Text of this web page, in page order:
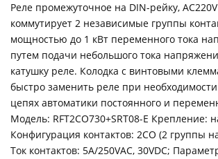
Реле промежуточное на DIN-рейку,
коммутирует 2 независимые группы
мощностью до 1 кВт переменного тока
путем подачи небольшого тока
катушку реле. Колодка с винтовыми
быстро заменить реле при
цепях автоматики постоянного и
Модель: RFT2CO730+SRT08-E Крепление:
Конфигурация контактов: 2CO (2 группы
Ток контактов: 5A/250VAC, 30VDC;